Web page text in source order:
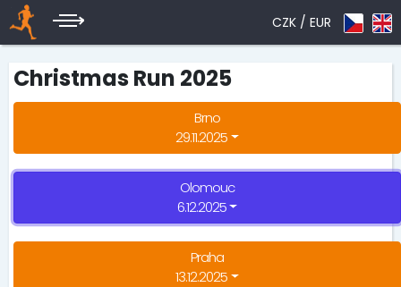
CZK / EUR
Christmas Run 2025
Brno
29.11.2025
Olomouc
6.12.2025
Praha
13.12.2025